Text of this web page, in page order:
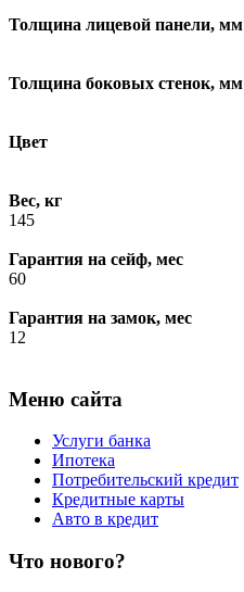
Толщина лицевой панели, мм
Толщина боковых стенок, мм
Цвет
Вес, кг
145
Гарантия на сейф, мес
60
Гарантия на замок, мес
12
Меню сайта
Услуги банка
Ипотека
Потребительский кредит
Кредитные карты
Авто в кредит
Что нового?